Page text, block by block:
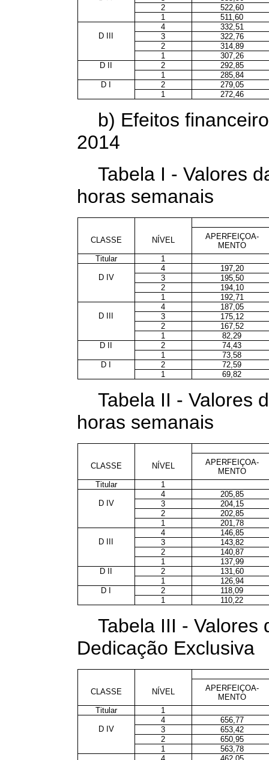
2
522,60
1
511,60
4
332,51
D III
3
322,76
2
314,89
1
307,26
D II
2
292,85
1
285,84
D I
2
279,05
1
272,46
b) Efeitos
2014
Tabela I - Valores
horas semanais
CLASSE NÍVEL
APERFEIÇOA-
MENTO
Titular
1
4
197,20
D IV
3
195,50
2
194,10
1
192,71
4
187,05
D III
3
175,12
2
167,52
1
82,29
D II
2
74,43
1
73,58
D I
2
72,59
1
69,82
Tabela II - Valores
horas semanais
CLASSE NÍVEL
APERFEIÇOA-
MENTO
Titular
1
4
205,85
D IV
3
204,15
2
202,85
1
201,78
4
146,85
D III
3
143,82
2
140,87
1
137,99
D II
2
131,60
1
126,94
D I
2
118,09
1
110,22
Tabela III - Valores
Dedicação Exclusiva
CLASSE NÍVEL
APERFEIÇOA-
MENTO
Titular
1
4
656,77
D IV
3
653,42
2
650,95
1
563,78